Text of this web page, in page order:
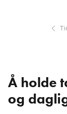
Å holde
og